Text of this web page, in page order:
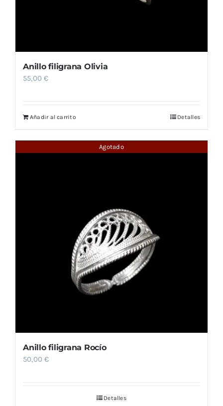
Anillo filigrana Olivia
55,00€
Añadir al carrito Detalles
Agotado
Anillo filigrana Rocío
50,00€
Detalles